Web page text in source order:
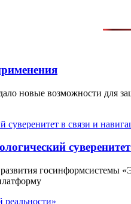
новые возможности